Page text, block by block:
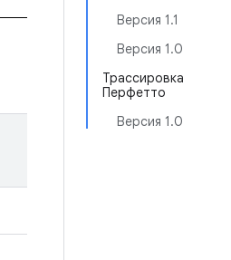
Версия 1.1
Версия 1.0
Трассировка
Перфетто
Версия 1.0